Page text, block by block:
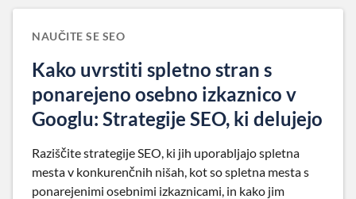
NAUČITE SE SEO
Kako uvrstiti spletno stran s
ponarejeno osebno izkaznico v
Googlu: Strategije SEO, ki delujejo
Raziščite strategije SEO, ki jih uporabljajo spletna
mesta v konkurenčnih nišah, kot so spletna mesta s
ponarejenimi osebnimi izkaznicami, in kako jim